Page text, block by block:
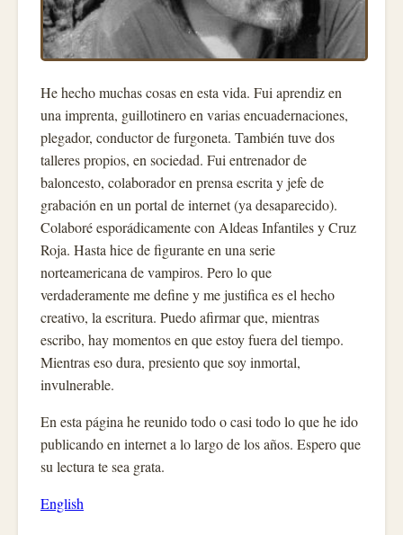
He hecho muchas cosas en esta vida. Fui aprendiz en
una imprenta, guillotinero en varias encuadernaciones,
plegador, conductor de furgoneta. También tuve dos
talleres propios, en sociedad. Fui entrenador de
baloncesto, colaborador en prensa escrita y jefe de
grabación en un portal de internet (ya desaparecido).
Colaboré esporádicamente con Aldeas Infantiles y Cruz
Roja. Hasta hice de figurante en una serie
norteamericana de vampiros. Pero lo que
verdaderamente me define y me justifica es el hecho
creativo, la escritura. Puedo afirmar que, mientras
escribo, hay momentos en que estoy fuera del tiempo.
Mientras eso dura, presiento que soy inmortal,
invulnerable.
En esta página he reunido todo o casi todo lo que he ido
publicando en internet a lo largo de los años. Espero que
su lectura te sea grata.
English